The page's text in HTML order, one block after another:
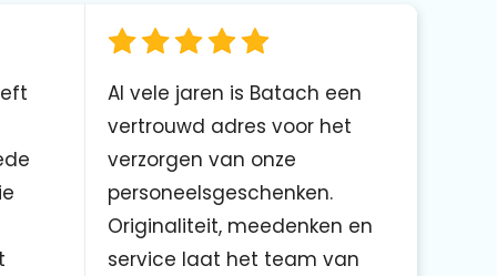
Al vele jaren is Batach een
vertrouwd adres voor het
verzorgen van onze
personeelsgeschenken.
Originaliteit, meedenken en
service laat het team van